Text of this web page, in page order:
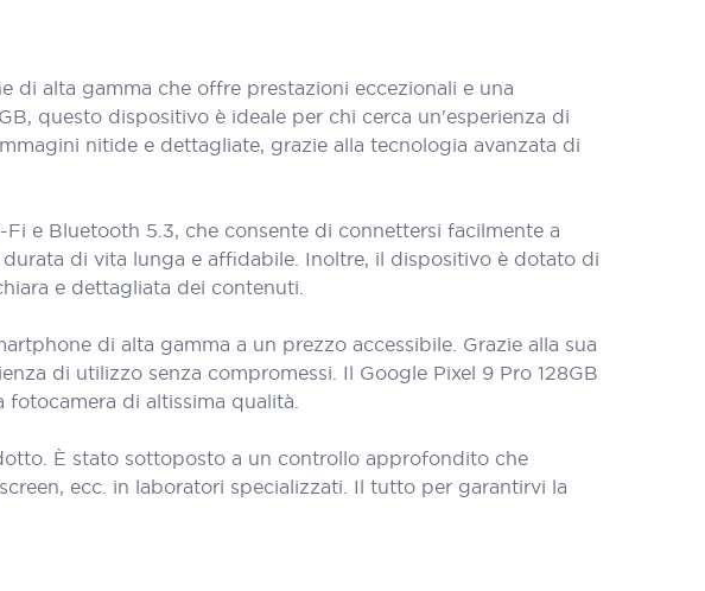
di alta gamma che offre prestazioni eccezionali e una
questo dispositivo è ideale per chi cerca un'esperienza di
nitide e dettagliate, grazie alla tecnologia avanzata di
e Bluetooth 5.3, che consente di connettersi facilmente a
di vita lunga e affidabile. Inoltre, il dispositivo è dotato di
e dettagliata dei contenuti.
di alta gamma a un prezzo accessibile. Grazie alla sua
di utilizzo senza compromessi. Il Google Pixel 9 Pro 128GB
di altissima qualità.
È stato sottoposto a un controllo approfondito che
ecc. in laboratori specializzati. Il tutto per garantirvi la